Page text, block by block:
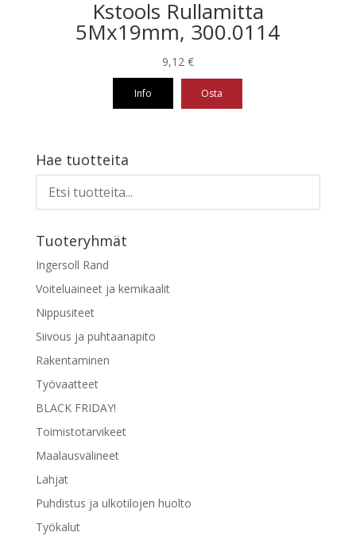
Kstools Rullamitta
5Mx19mm, 300.0114
9,12 €
Info Osta
Hae tuotteita
Tuoteryhmät
Ingersoll Rand
Voiteluaineet ja kemikaalit
Nippusiteet
Siivous ja puhtaanapito
Rakentaminen
Työvaatteet
BLACK FRIDAY!
Toimistotarvikeet
Maalausvälineet
Lahjat
Puhdistus ja ulkotilojen huolto
Työkalut